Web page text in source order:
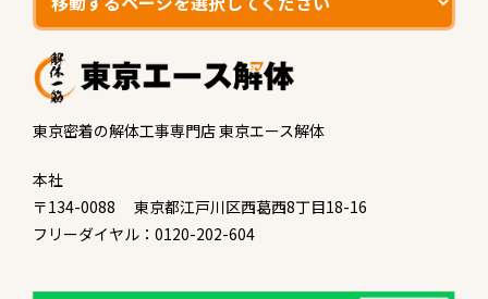
東京密着の解体工事専門店 東京エース解体
本社
〒134-0088 東京都江戸川区西葛西8丁目18-16
フリーダイヤル：0120-202-604